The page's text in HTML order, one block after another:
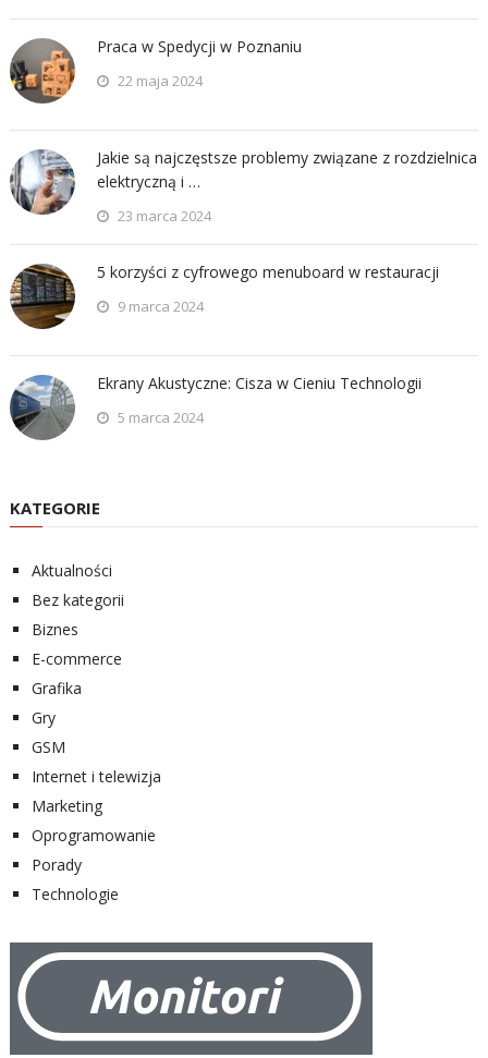
Praca w Spedycji w Poznaniu
22 maja 2024
Jakie są najczęstsze problemy związane z rozdzielnica
elektryczną i …
23 marca 2024
5 korzyści z cyfrowego menuboard w restauracji
9 marca 2024
Ekrany Akustyczne: Cisza w Cieniu Technologii
5 marca 2024
KATEGORIE
Aktualności
Bez kategorii
Biznes
E-commerce
Grafika
Gry
GSM
Internet i telewizja
Marketing
Oprogramowanie
Porady
Technologie